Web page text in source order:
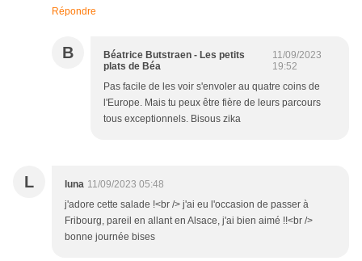
Répondre
B
Béatrice Butstraen - Les petits
plats de Béa
11/09/2023
19:52
Pas facile de les voir s'envoler au quatre coins de
l'Europe. Mais tu peux être fière de leurs parcours
tous exceptionnels. Bisous zika
L luna 11/09/2023 05:48
j'adore cette salade !<br /> j'ai eu l'occasion de passer à
Fribourg, pareil en allant en Alsace, j'ai bien aimé !!<br />
bonne journée bises